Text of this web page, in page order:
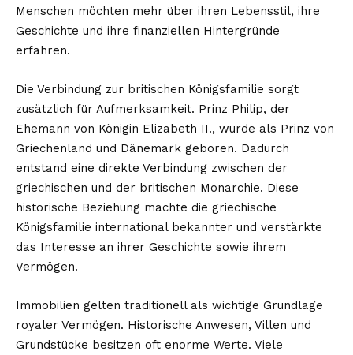
Menschen möchten mehr über ihren Lebensstil, ihre
Geschichte und ihre finanziellen Hintergründe
erfahren.
Die Verbindung zur britischen Königsfamilie sorgt
zusätzlich für Aufmerksamkeit. Prinz Philip, der
Ehemann von Königin Elizabeth II., wurde als Prinz von
Griechenland und Dänemark geboren. Dadurch
entstand eine direkte Verbindung zwischen der
griechischen und der britischen Monarchie. Diese
historische Beziehung machte die griechische
Königsfamilie international bekannter und verstärkte
das Interesse an ihrer Geschichte sowie ihrem
Vermögen.
Immobilien gelten traditionell als wichtige Grundlage
royaler Vermögen. Historische Anwesen, Villen und
Grundstücke besitzen oft enorme Werte. Viele